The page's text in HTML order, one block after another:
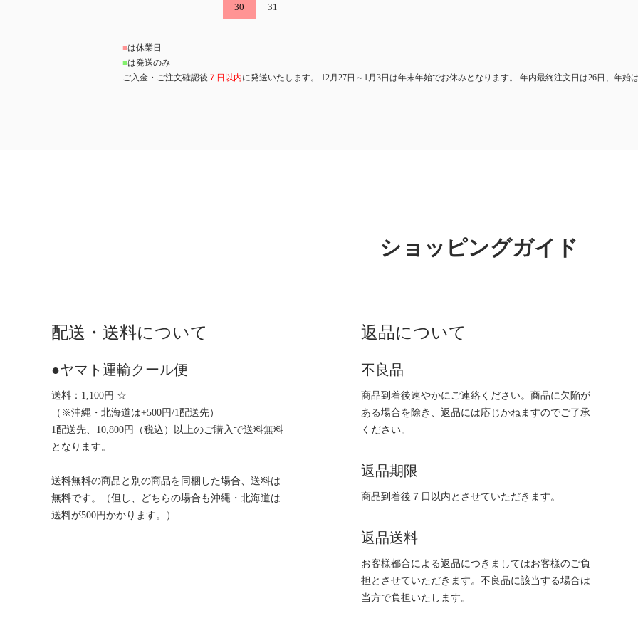
30 31
■は休業日
■は発送のみ
ご入金・ご注文確認後 ７日以内に発送いたします。 12月27日～1月3日は年末年始でお休みとなります。 年内最終注文日は26日、年始
ショッピングガイド
配送・送料について
●ヤマト運輸クール便
送料：1,100円 ☆
（※沖縄・北海道は+500円/1配送先）
1配送先、10,800円（税込）以上のご購入で送料無料
となります。
送料無料の商品と別の商品を同梱した場合、送料は
無料です。（但し、どちらの場合も沖縄・北海道は
送料が500円かかります。）
返品について
不良品
商品到着後速やかにご連絡ください。商品に欠陥が
ある場合を除き、返品には応じかねますのでご了承
ください。
返品期限
商品到着後７日以内とさせていただきます。
返品送料
お客様都合による返品につきましてはお客様のご負
担とさせていただきます。不良品に該当する場合は
当方で負担いたします。